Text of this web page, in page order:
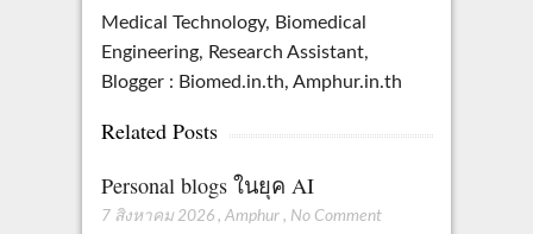
Medical Technology, Biomedical
Engineering, Research Assistant,
Blogger : Biomed.in.th, Amphur.in.th
Related Posts
Personal blogs ในยุค AI
7 สิงหาคม 2026 , Amphur , No Comment